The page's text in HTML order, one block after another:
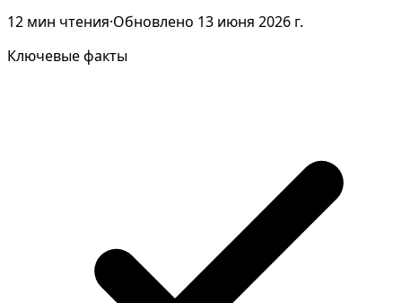
12 мин чтения·Обновлено 13 июня 2026 г.
Ключевые факты